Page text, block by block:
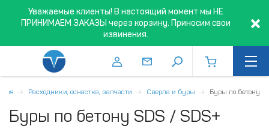
Уважаемые клиенты! В настоящий момент мы НЕ
ПРИНИМАЕМ ЗАКАЗЫ через корзину. Приносим свои
извинения.
Расходники, оснастка, запчасти Сверла и буры Буры по бетону
Буры по бетону SDS / SDS+